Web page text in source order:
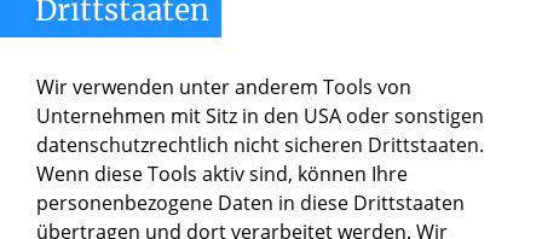
Drittstaaten
Wir verwenden unter anderem Tools von
Unternehmen mit Sitz in den USA oder sonstigen
datenschutzrechtlich nicht sicheren Drittstaaten.
Wenn diese Tools aktiv sind, können Ihre
personenbezogene Daten in diese Drittstaaten
übertragen und dort verarbeitet werden. Wir